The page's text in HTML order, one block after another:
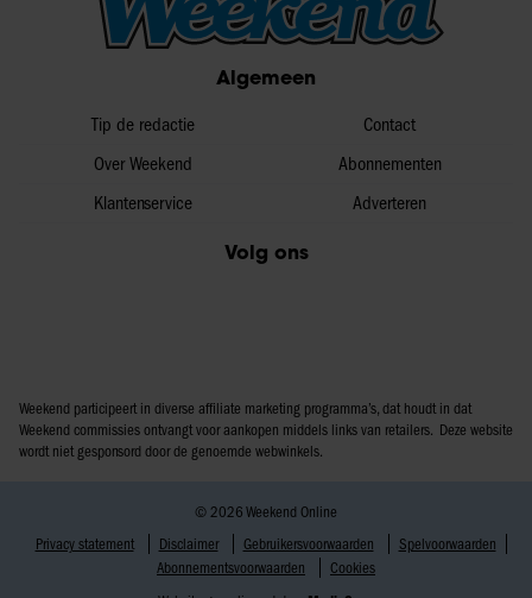
Algemeen
Tip de redactie
Over Weekend
Klantenservice
Contact
Abonnementen
Adverteren
Volg ons
Weekend participeert in diverse affiliate marketing programma’s, dat houdt in dat
Weekend commissies ontvangt voor aankopen middels links van retailers. Deze website
wordt niet gesponsord door de genoemde webwinkels.
© 2026 Weekend Online
Privacy statement
Disclaimer Gebruikersvoorwaarden
Spelvoorwaarden
Abonnementsvoorwaarden
Cookies